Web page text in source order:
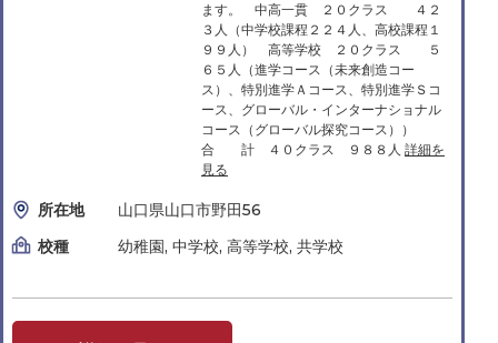
ます。 中高一貫 ２０クラス ４２
３人（中学校課程２２４人、高校課程１
９９人） 高等学校 ２０クラス ５
６５人（進学コース（未来創造コー
ス）、特別進学Ａコース、特別進学Ｓコ
ース、グローバル・インターナショナル
コース（グローバル探究コース））
合 計 ４０クラス ９８８人 詳細を
見る
所在地
山口県山口市野田56
校種
幼稚園, 中学校, 高等学校, 共学校